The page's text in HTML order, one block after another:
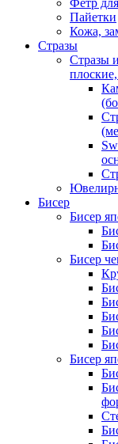
Фетр
Пайетки
Кожа,
Стразы
Стразы
Бисер
Бисер
Бисер
Бисер